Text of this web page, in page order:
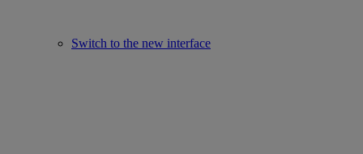
Switch to the new interface